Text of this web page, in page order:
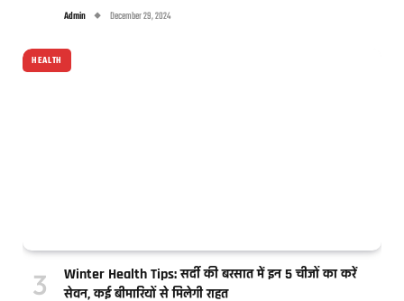
Admin December 29, 2024
HEALTH
Winter Health Tips: सर्दी की बरसात में इन 5 चीजों का करें
सेवन, कई बीमारियों से मिलेगी राहत